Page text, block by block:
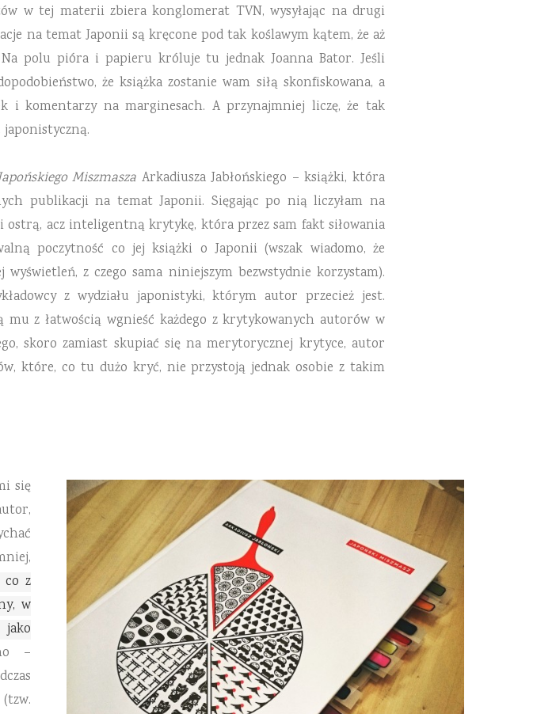
w tej materii zbiera konglomerat TVN, wysyłając na drugi
na temat Japonii są kręcone pod tak koślawym kątem, że aż
polu pióra i papieru króluje tu jednak Joanna Bator. Jeśli
że książka zostanie wam siłą skonfiskowana, a
i komentarzy na marginesach. A przynajmniej liczę, że tak
japonistyczną.
Miszmasza Arkadiusza Jabłońskiego – książki, która
publikacji na temat Japonii. Sięgając po nią liczyłam na
acz inteligentną krytykę, która przez sam fakt siłowania
poczytność co jej książki o Japonii (wszak wiadomo, że
z czego sama niniejszym bezwstydnie korzystam).
z wydziału japonistyki, którym autor przecież jest.
mu z łatwością wgnieść każdego z krytykowanych autorów w
skoro zamiast skupiać się na merytorycznej krytyce, autor
które, co tu dużo kryć, nie przystoją jednak osobie z takim
się
co z
w
–